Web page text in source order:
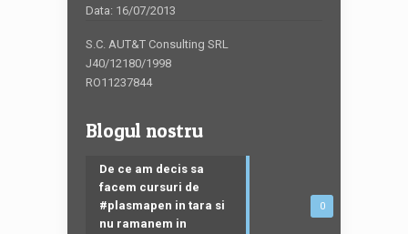
Data: 16/07/2013
S.C. AUT&T Consulting SRL
J40/12180/1998
RO11237844
Blogul nostru
0
De ce am decis sa
facem cursuri de
#plasmapen in tara si
nu ramanem in